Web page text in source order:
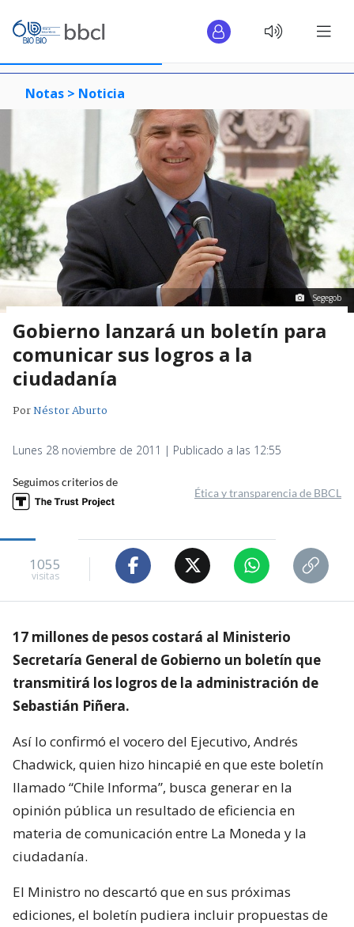
Notas > Noticia
Segegob
Gobierno lanzará un boletín para
comunicar sus logros a la
ciudadanía
PorNéstor Aburto
Lunes 28 noviembre de 2011 | Publicado a las 12:55
Seguimos criterios de
Ética y transparencia de BBCL
1055
visitas
17 millones de pesos costará al Ministerio
Secretaría General de Gobierno un boletín que
transmitirá los logros de la administración de
Sebastián Piñera.
Así lo confirmó el vocero del Ejecutivo, Andrés
Chadwick, quien hizo hincapié en que este boletín
llamado “Chile Informa”, busca generar en la
opinión pública un resultado de eficiencia en
materia de comunicación entre La Moneda y la
ciudadanía.
El Ministro no descartó que en sus próximas
ediciones, el boletín pudiera incluir propuestas de